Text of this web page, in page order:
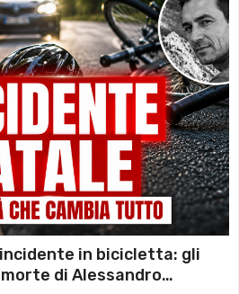
in bicicletta: gli
di Alessandro